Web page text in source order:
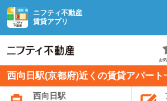
ニフティ不動産
賃貸アプリ
お
西向日駅(京都府)近くの賃貸アパート
西向日駅